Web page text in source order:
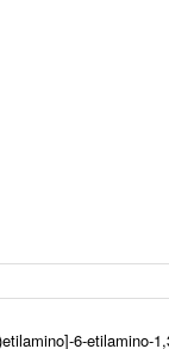
6-etilamino-